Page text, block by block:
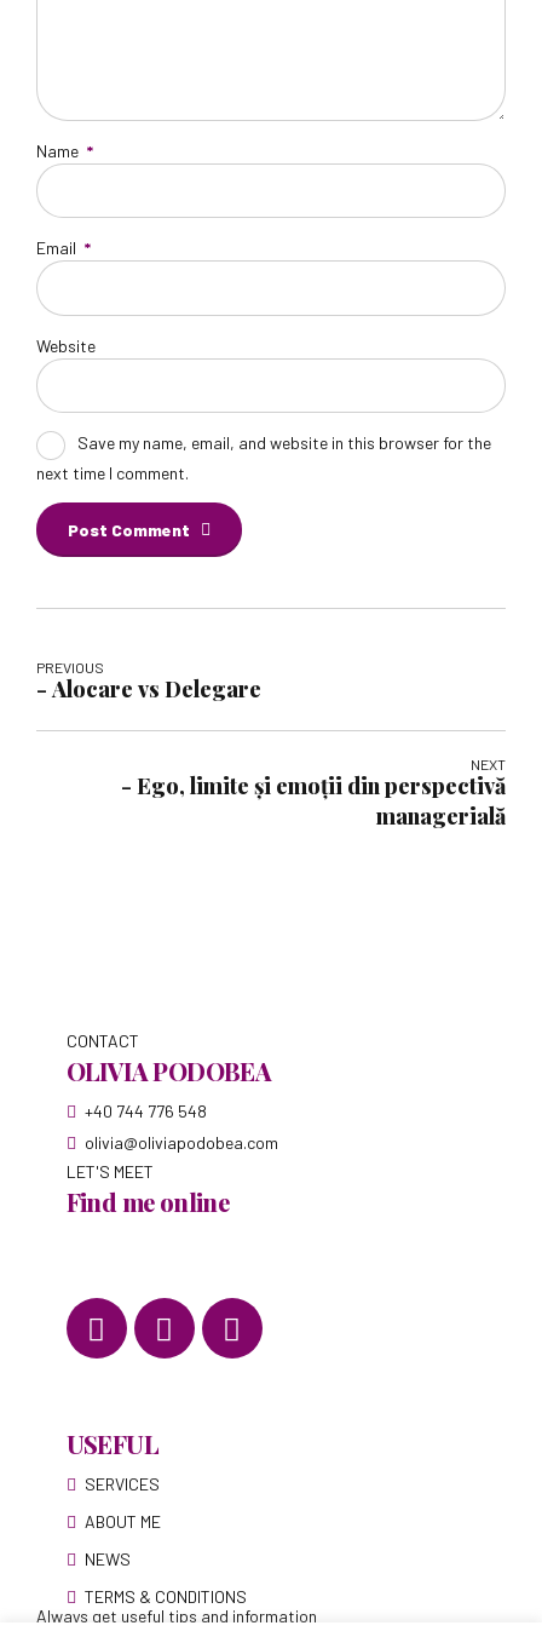
Name *
Email *
Website
Save my name, email, and website in this browser for the
next time I comment.
Post Comment
PREVIOUS
- Alocare vs Delegare
NEXT
- Ego, limite și emoții din perspectivă
managerială
CONTACT
OLIVIA PODOBEA
+40 744 776 548
olivia@oliviapodobea.com
LET'S MEET
Find me online
USEFUL
SERVICES
ABOUT ME
NEWS
TERMS & CONDITIONS
Always get useful tips and information